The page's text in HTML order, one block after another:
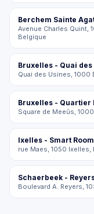
Berchem Sainte
Avenue Charles Quint,
Belgique
Bruxelles - Quai des
Quai des Usines, 1000
Bruxelles - Quartier
Square de Meeûs,
Ixelles - Smart
rue Maes, 1050 Ixelles,
Schaerbeek -
Boulevard A. Reyers,